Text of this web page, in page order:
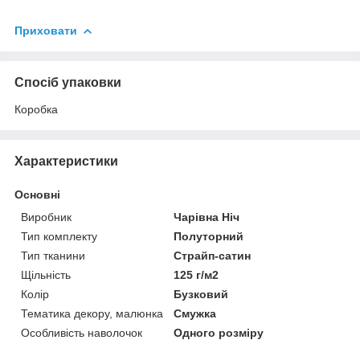
Приховати
Спосіб упаковки
Коробка
Характеристики
Основні
Виробник
Чарівна Ніч
Тип комплекту
Полуторний
Тип тканини
Страйп-сатин
Щільність
125 г/м2
Колір
Бузковий
Тематика декору, малюнка
Смужка
Особливість наволочок
Одного розміру